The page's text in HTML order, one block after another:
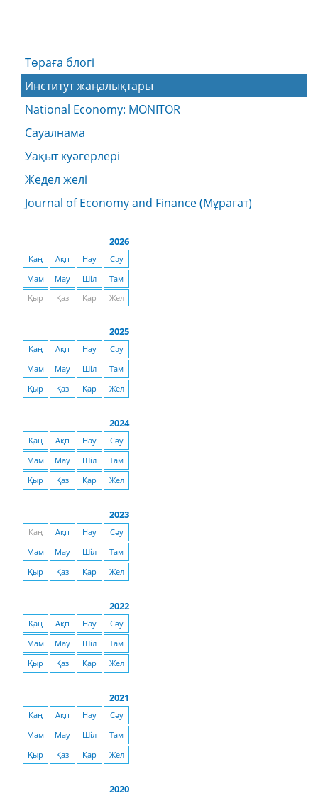
Төраға блогі
Институт жаңалықтары
National Economy: MONITOR
Сауалнама
Уақыт куәгерлері
Жедел желі
Journal of Economy and Finance (Мұрағат)
2026
Қаң Ақп Нау
Сәу
Мам
Мау Шіл
Там
Қыр
Қаз Қар Жел
2025
Қаң Ақп Нау
Сәу
Мам
Мау Шіл
Там
Қыр
Қаз Қар Жел
2024
Қаң Ақп Нау
Сәу
Мам
Мау Шіл
Там
Қыр
Қаз Қар Жел
2023
Қаң Ақп Нау
Сәу
Мам
Мау Шіл
Там
Қыр
Қаз Қар Жел
2022
Қаң Ақп Нау
Сәу
Мам
Мау Шіл
Там
Қыр
Қаз Қар Жел
2021
Қаң Ақп Нау
Сәу
Мам
Мау Шіл
Там
Қыр
Қаз Қар Жел
2020